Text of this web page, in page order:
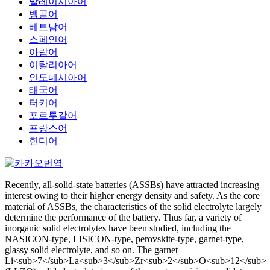
벵골어
베트남어
스페인어
아랍어
이탈리아어
인도네시아어
태국어
터키어
포르투갈어
프랑스어
힌디어
Recently, all-solid-state batteries (ASSBs) have attracted increasing
interest owing to their higher energy density and safety. As the core
material of ASSBs, the characteristics of the solid electrolyte largely
determine the performance of the battery. Thus far, a variety of
inorganic solid electrolytes have been studied, including the
NASICON-type, LISICON-type, perovskite-type, garnet-type,
glassy solid electrolyte, and so on. The garnet
Li<sub>7</sub>La<sub>3</sub>Zr<sub>2</sub>O<sub>12</sub>